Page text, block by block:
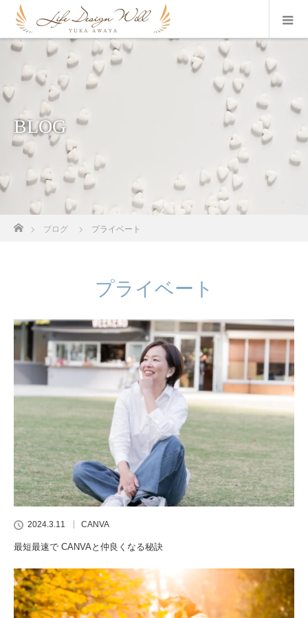
BLOG
ブログ プライベート
プライベート
2024.3.11 CANVA
最短最速で CANVAと仲良くなる秘訣